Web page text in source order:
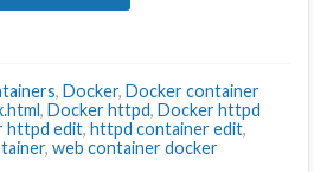
, Docker, Docker container
, Docker httpd, Docker httpd
httpd edit, httpd container edit,
, web container docker